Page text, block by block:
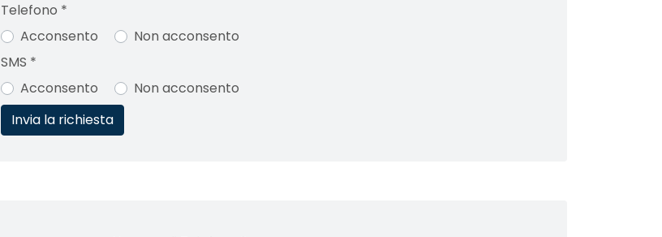
Telefono *
Acconsento
Non acconsento
SMS *
Acconsento
Non acconsento